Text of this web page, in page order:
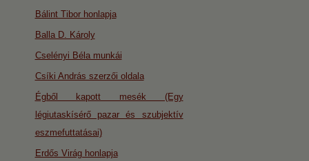
Bálint Tibor honlapja
Balla D. Károly
Cselényi Béla munkái
Csíki András szerzői oldala
Égből kapott mesék (Egy
légiutaskísérő pazar és szubjektív
eszmefuttatásai)
Erdős Virág honlapja